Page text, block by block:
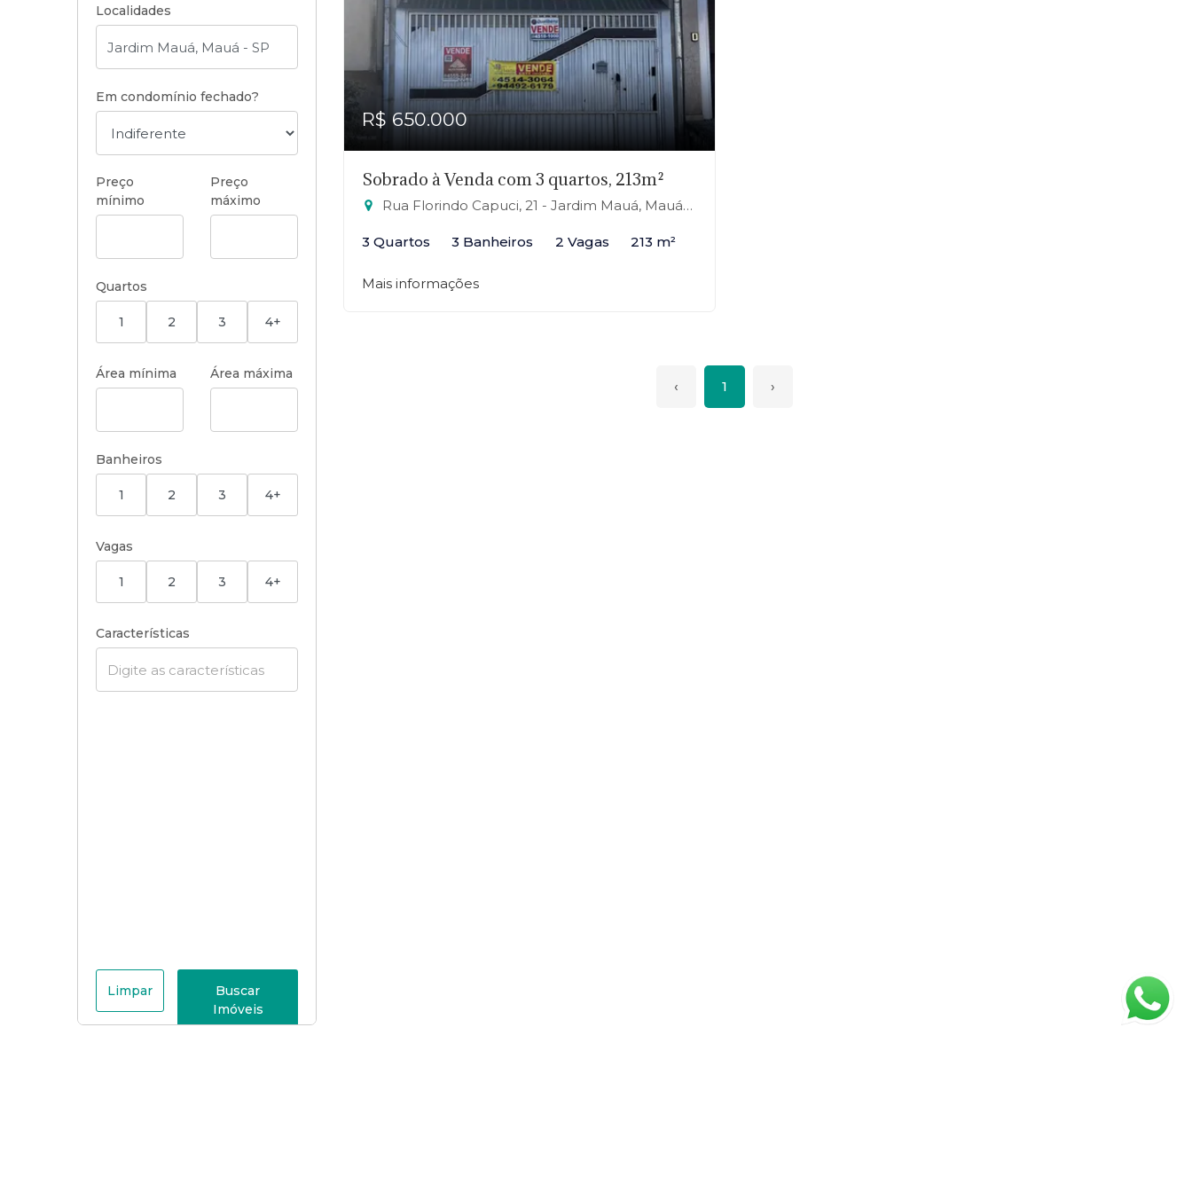
Localidades
Em condomínio fechado?
Preço
mínimo
Preço
máximo
Quartos
1 2 3 4+
Área mínima Área máxima
Banheiros
1 2 3 4+
Vagas
1 2 3 4+
Características
Limpar
Buscar
Imóveis
R$ 650.000
Sobrado à Venda com 3 quartos, 213m²
Rua Florindo Capuci, 21 - Jardim Mauá, Mauá-SP
3 Quartos 3 Banheiros 2 Vagas 213 m²
Mais informações
‹ 1 ›